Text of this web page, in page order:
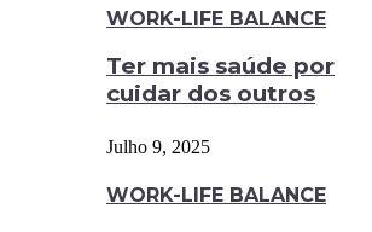
WORK-LIFE BALANCE
Ter mais saúde por
cuidar dos outros
Julho 9, 2025
WORK-LIFE BALANCE